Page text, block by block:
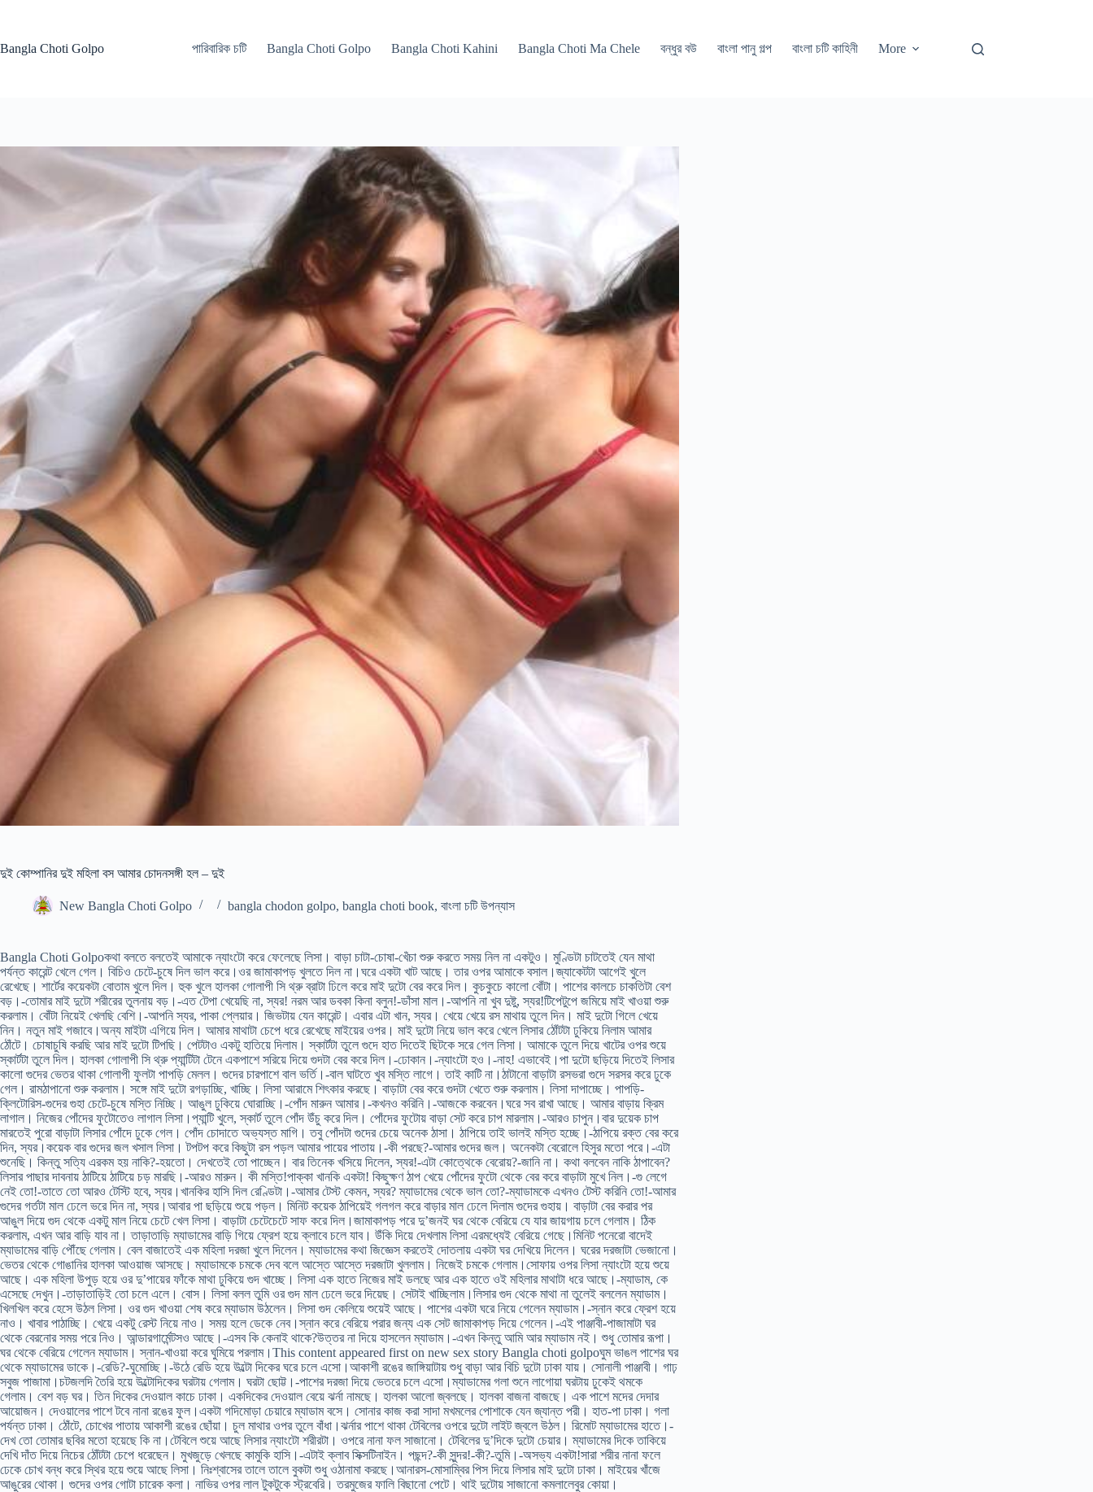
Bangla Choti Golpo
পারিবারিক চটি Bangla Choti Golpo Bangla Choti Kahini Bangla Choti Ma Chele বন্ধুর বউ বাংলা পানু গল্প বাংলা চটি কাহিনী More
দুই কোম্পানির দুই মহিলা বস আমার চোদনসঙ্গী হল – দুই
New Bangla Choti Golpo bangla chodon golpo, bangla choti book, বাংলা চটি উপন্যাস
Bangla Choti Golpoকথা বলতে বলতেই আমাকে ন্যাংটো করে ফেলেছে লিসা। বাড়া চাটা-চোষা-খেঁচা শুরু করতে সময় নিল না একটুও। মুণ্ডিটা চাটতেই যেন মাথা
পর্যন্ত কারেন্ট খেলে গেল। বিচিও চেটে-চুষে দিল ভাল করে।ওর জামাকাপড় খুলতে দিল না।ঘরে একটা খাট আছে। তার ওপর আমাকে বসাল।জ্যাকেটটা আগেই খুলে
রেখেছে। শার্টের কয়েকটা বোতাম খুলে দিল। হুক খুলে হালকা গোলাপী সি থ্রু ব্রাটা ঢিলে করে মাই দুটো বের করে দিল। কুচকুচে কালো বোঁটা। পাশের কালচে চাকতিটা বেশ
বড়।-তোমার মাই দুটো শরীরের তুলনায় বড়।-এত টেপা খেয়েছি না, স্যর! নরম আর ডবকা কিনা বলুন!-ডাঁসা মাল।-আপনি না খুব দুষ্টু, স্যর!টিপেটুপে জমিয়ে মাই খাওয়া শুরু
করলাম। বোঁটা নিয়েই খেলছি বেশি।-আপনি স্যর, পাকা প্লেয়ার। জিভটায় যেন কারেন্ট। এবার এটা খান, স্যর। খেয়ে খেয়ে রস মাথায় তুলে দিন। মাই দুটো গিলে খেয়ে
নিন। নতুন মাই গজাবে।অন্য মাইটা এগিয়ে দিল। আমার মাথাটা চেপে ধরে রেখেছে মাইয়ের ওপর। মাই দুটো নিয়ে ভাল করে খেলে লিসার ঠোঁটটা ঢুকিয়ে নিলাম আমার
ঠোঁটে। চোষাচুষি করছি আর মাই দুটো টিপছি। পেটটাও একটু হাতিয়ে দিলাম। স্কার্টটা তুলে গুদে হাত দিতেই ছিটকে সরে গেল লিসা। আমাকে তুলে দিয়ে খাটের ওপর শুয়ে
স্কার্টটা তুলে দিল। হালকা গোলাপী সি থ্রু প্যান্টিটা টেনে একপাশে সরিয়ে দিয়ে গুদটা বের করে দিল।-ঢোকান।-ন্যাংটো হও।-নাহ! এভাবেই।পা দুটো ছড়িয়ে দিতেই লিসার
কালো গুদের ভেতর থাকা গোলাপী ফুলটা পাপড়ি মেলল। গুদের চারপাশে বাল ভর্তি।-বাল ঘাটতে খুব মস্তি লাগে। তাই কাটি না।ঠাটানো বাড়াটা রসভরা গুদে সরসর করে ঢুকে
গেল। রামঠাপানো শুরু করলাম। সঙ্গে মাই দুটো রগড়াচ্ছি, খাচ্ছি। লিসা আরামে শিৎকার করছে। বাড়াটা বের করে গুদটা খেতে শুরু করলাম। লিসা দাপাচ্ছে। পাপড়ি-
ক্লিটোরিস-গুদের গুহা চেটে-চুষে মস্তি নিচ্ছি। আঙুল ঢুকিয়ে ঘোরাচ্ছি।-পোঁদ মারুন আমার।-কখনও করিনি।-আজকে করবেন।ঘরে সব রাখা আছে। আমার বাড়ায় ক্রিম
লাগাল। নিজের পোঁদের ফুটোতেও লাগাল লিসা।প্যান্টি খুলে, স্কার্ট তুলে পোঁদ উঁচু করে দিল। পোঁদের ফুটোয় বাড়া সেট করে চাপ মারলাম।-আরও চাপুন।বার দুয়েক চাপ
মারতেই পুরো বাড়াটা লিসার পোঁদে ঢুকে গেল। পোঁদ চোদাতে অভ্যস্ত মাগি। তবু পোঁদটা গুদের চেয়ে অনেক ঠাসা। ঠাপিয়ে তাই ভালই মস্তি হচ্ছে।-ঠাপিয়ে রক্ত বের করে
দিন, স্যর।কয়েক বার গুদের জল খসাল লিসা। টপটপ করে কিছুটা রস পড়ল আমার পায়ের পাতায়।-কী পরছে?-আমার গুদের জল। অনেকটা বেরোলে হিসুর মতো পরে।-এটা
শুনেছি। কিন্তু সত্যি এরকম হয় নাকি?-হয়তো। দেখতেই তো পাচ্ছেন। বার তিনেক খসিয়ে দিলেন, স্যর!-এটা কোত্থেকে বেরোয়?-জানি না। কথা বলবেন নাকি ঠাপাবেন?
লিসার পাছার দাবনায় ঠাটিয়ে ঠাটিয়ে চড় মারছি।-আরও মারুন। কী মস্তি!পাক্কা খানকি একটা! কিছুক্ষণ ঠাপ খেয়ে পোঁদের ফুটো থেকে বের করে বাড়াটা মুখে নিল।-গু লেগে
নেই তো!-তাতে তো আরও টেস্টি হবে, স্যর।খানকির হাসি দিল রেণ্ডিটা।-আমার টেস্ট কেমন, স্যর? ম্যাডামের থেকে ভাল তো?-ম্যাডামকে এখনও টেস্ট করিনি তো!-আমার
গুদের গর্তটা মাল ঢেলে ভরে দিন না, স্যর।আবার পা ছড়িয়ে শুয়ে পড়ল। মিনিট কয়েক ঠাপিয়েই গলগল করে বাড়ার মাল ঢেলে দিলাম গুদের গুহায়। বাড়াটা বের করার পর
আঙুল দিয়ে গুদ থেকে একটু মাল নিয়ে চেটে খেল লিসা। বাড়াটা চেটেচেটে সাফ করে দিল।জামাকাপড় পরে দু’জনই ঘর থেকে বেরিয়ে যে যার জায়গায় চলে গেলাম। ঠিক
করলাম, এখন আর বাড়ি যাব না। তাড়াতাড়ি ম্যাডামের বাড়ি গিয়ে ফ্রেশ হয়ে ক্লাবে চলে যাব। উঁকি দিয়ে দেখলাম লিসা এরমধ্যেই বেরিয়ে গেছে।মিনিট পনেরো বাদেই
ম্যাডামের বাড়ি পৌঁছে গেলাম। বেল বাজাতেই এক মহিলা দরজা খুলে দিলেন। ম্যাডামের কথা জিজ্ঞেস করতেই দোতলায় একটা ঘর দেখিয়ে দিলেন। ঘরের দরজাটা ভেজানো।
ভেতর থেকে গোঙানির হালকা আওয়াজ আসছে। ম্যাডামকে চমকে দেব বলে আস্তে আস্তে দরজাটা খুললাম। নিজেই চমকে গেলাম।সোফায় ওপর লিসা ন্যাংটো হয়ে শুয়ে
আছে। এক মহিলা উপুড় হয়ে ওর দু’পায়ের ফাঁকে মাথা ঢুকিয়ে গুদ খাচ্ছে। লিসা এক হাতে নিজের মাই ডলছে আর এক হাতে ওই মহিলার মাথাটা ধরে আছে।-ম্যাডাম, কে
এসেছে দেখুন।-তাড়াতাড়িই তো চলে এলে। বোস। লিসা বলল তুমি ওর গুদ মাল ঢেলে ভরে দিয়েছ। সেটাই খাচ্ছিলাম।লিসার গুদ থেকে মাথা না তুলেই বললেন ম্যাডাম।
খিলখিল করে হেসে উঠল লিসা। ওর গুদ খাওয়া শেষ করে ম্যাডাম উঠলেন। লিসা গুদ কেলিয়ে শুয়েই আছে। পাশের একটা ঘরে নিয়ে গেলেন ম্যাডাম।-স্নান করে ফ্রেশ হয়ে
নাও। খাবার পাঠাচ্ছি। খেয়ে একটু রেস্ট নিয়ে নাও। সময় হলে ডেকে নেব।স্নান করে বেরিয়ে পরার জন্য এক সেট জামাকাপড় দিয়ে গেলেন।-এই পাঞ্জাবী-পাজামাটা ঘর
থেকে বেরনোর সময় পরে নিও। আন্ডারগার্মেন্টসও আছে।-এসব কি কেনাই থাকে?উত্তর না দিয়ে হাসলেন ম্যাডাম।-এখন কিন্তু আমি আর ম্যাডাম নই। শুধু তোমার রূপা।
ঘর থেকে বেরিয়ে গেলেন ম্যাডাম। স্নান-খাওয়া করে ঘুমিয়ে পরলাম।This content appeared first on new sex story Bangla choti golpoঘুম ভাঙল পাশের ঘর
থেকে ম্যাডামের ডাকে।-রেডি?-ঘুমোচ্ছি।-উঠে রেডি হয়ে উল্টো দিকের ঘরে চলে এসো।আকাশী রঙের জাঙ্গিয়াটায় শুধু বাড়া আর বিচি দুটো ঢাকা যায়। সোনালী পাঞ্জাবী। গাঢ়
সবুজ পাজামা।চটজলদি তৈরি হয়ে উল্টোদিকের ঘরটায় গেলাম। ঘরটা ছোট্ট।-পাশের দরজা দিয়ে ভেতরে চলে এসো।ম্যাডামের গলা শুনে লাগোয়া ঘরটায় ঢুকেই থমকে
গেলাম। বেশ বড় ঘর। তিন দিকের দেওয়াল কাচে ঢাকা। একদিকের দেওয়াল বেয়ে ঝর্না নামছে। হালকা আলো জ্বলছে। হালকা বাজনা বাজছে। এক পাশে মদের দেদার
আয়োজন। দেওয়ালের পাশে টবে নানা রঙের ফুল।একটা গদিমোড়া চেয়ারে ম্যাডাম বসে। সোনার কাজ করা সাদা মখমলের পোশাকে যেন জ্যান্ত পরী। হাত-পা ঢাকা। গলা
পর্যন্ত ঢাকা। ঠোঁটে, চোখের পাতায় আকাশী রঙের ছোঁয়া। চুল মাথার ওপর তুলে বাঁধা।ঝর্নার পাশে থাকা টেবিলের ওপরে দুটো লাইট জ্বলে উঠল। রিমোট ম্যাডামের হাতে।-
দেখ তো তোমার ছবির মতো হয়েছে কি না।টেবিলে শুয়ে আছে লিসার ন্যাংটো শরীরটা। ওপরে নানা ফল সাজানো। টেবিলের দু’দিকে দুটো চেয়ার। ম্যাডামের দিকে তাকিয়ে
দেখি দাঁত দিয়ে নিচের ঠোঁটটা চেপে ধরেছেন। মুখজুড়ে খেলছে কামুকি হাসি।-এটাই ক্লাব সিক্সটিনাইন। পছন্দ?-কী সুন্দর!-কী?-তুমি।-অসভ্য একটা!সারা শরীর নানা ফলে
ঢেকে চোখ বন্ধ করে স্থির হয়ে শুয়ে আছে লিসা। নিঃশ্বাসের তালে তালে বুকটা শুধু ওঠানামা করছে।আনারস-মোসাম্বির পিস দিয়ে লিসার মাই দুটো ঢাকা। মাইয়ের খাঁজে
আঙুরের থোকা। গুদের ওপর গোটা চারেক কলা। নাভির ওপর লাল টুকটুকে স্ট্রবেরি। তরমুজের ফালি বিছানো পেটে। থাই দুটোয় সাজানো কমলালেবুর কোয়া।